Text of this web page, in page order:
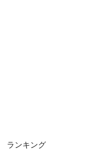
ランキング